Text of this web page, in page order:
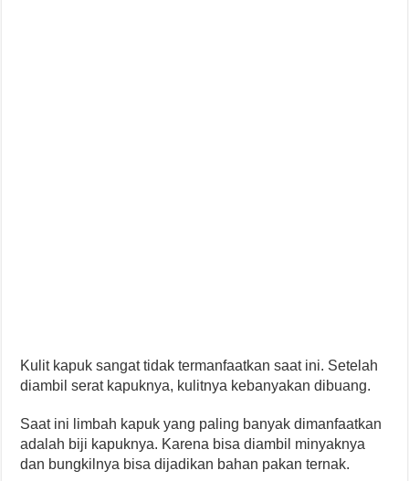
Kulit kapuk sangat tidak termanfaatkan saat ini. Setelah
diambil serat kapuknya, kulitnya kebanyakan dibuang.
Saat ini limbah kapuk yang paling banyak dimanfaatkan
adalah biji kapuknya. Karena bisa diambil minyaknya
dan bungkilnya bisa dijadikan bahan pakan ternak.